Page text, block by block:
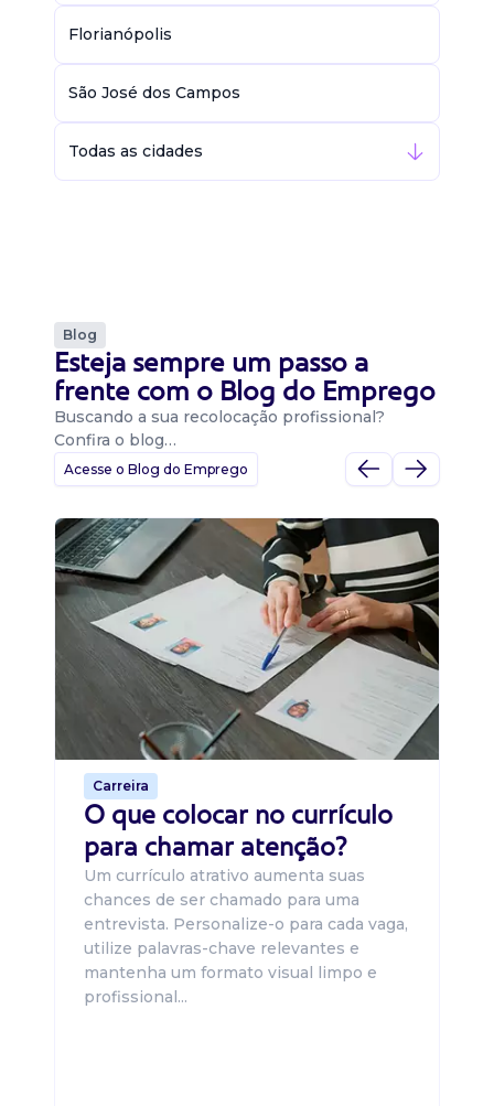
Florianópolis
São José dos Campos
Todas as cidades
Blog
Esteja sempre um passo a
frente com o Blog do Emprego
Buscando a sua recolocação profissional?
Confira o blog…
Acesse o Blog do Emprego
Carreira
O que colocar no currículo
para chamar atenção?
Um currículo atrativo aumenta suas
chances de ser chamado para uma
entrevista. Personalize-o para cada vaga,
utilize palavras-chave relevantes e
mantenha um formato visual limpo e
profissional...